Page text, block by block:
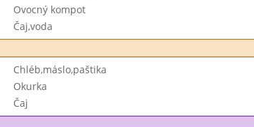
Ovocný kompot
Čaj,voda
Chléb,máslo,paštika
Okurka
Čaj